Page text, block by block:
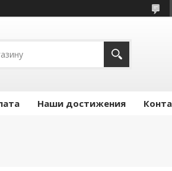
Наши достижения